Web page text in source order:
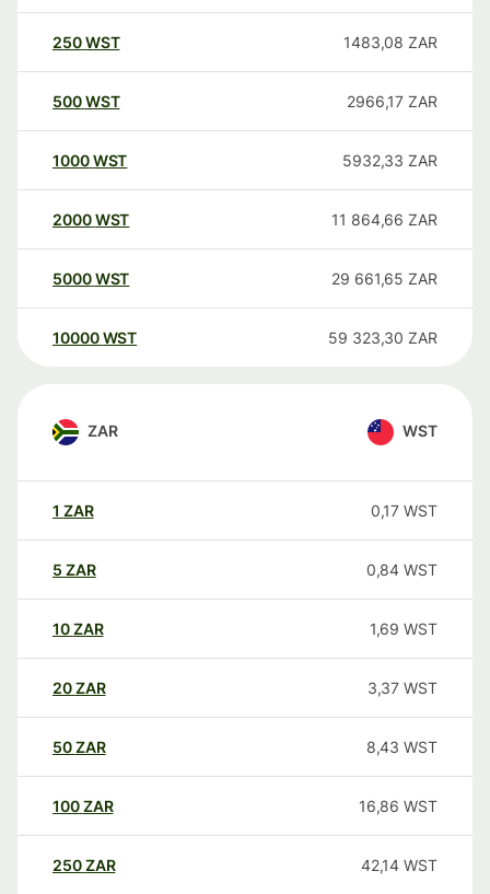
250WST 1483,08 ZAR
500WST 2966,17 ZAR
1000WST 5932,33 ZAR
2000WST 11 864,66 ZAR
5000WST 29 661,65 ZAR
10000 WST 59 323,30 ZAR
ZAR WST
1 ZAR 0,17 WST
5 ZAR 0,84 WST
10ZAR 1,69 WST
20ZAR 3,37 WST
50ZAR 8,43 WST
100ZAR 16,86 WST
250ZAR 42,14 WST